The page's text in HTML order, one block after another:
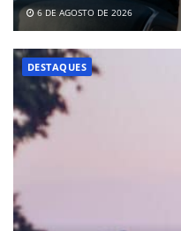
6 DE AGOSTO DE 2026
DESTAQUES